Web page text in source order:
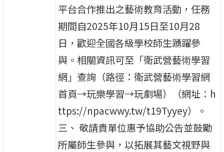
平台合作推出之藝術教育活動，任務
期間自2025年10月15日至10月28
日，歡迎全國各級學校師生踴躍參
與。相關資訊可至「衛武營藝術學習
網」查詢（路徑：衛武營藝術學習網
首頁→玩樂學習→玩劇場）（網址：h
ttps://npacwwy.tw/t19Tyyey）。
三、 敬請貴單位惠予協助公告並鼓勵
所屬師生參與，以拓展其藝文視野與